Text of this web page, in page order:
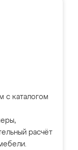
с каталогом
расчёт